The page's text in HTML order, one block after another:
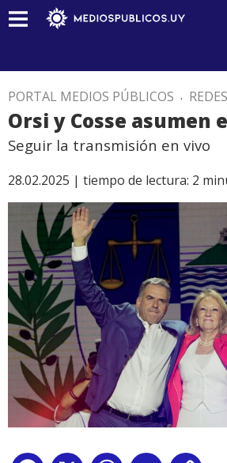
PORTAL MEDIOS PÚBLICOS . REDES
Orsi y Cosse asumen
Seguir la transmisión en vivo
28.02.2025 | tiempo de lectura: 2